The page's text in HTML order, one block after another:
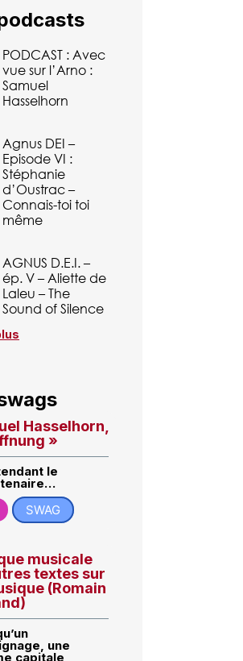
PODCAST : Avec
vue sur l’Arno :
Samuel
Hasselhorn
Agnus DEI –
Episode VI :
Stéphanie
d’Oustrac –
Connais-toi toi
même
AGNUS D.E.I. –
ép. V – Aliette de
Laleu – The
Sound of Silence
Hasselhorn,
»
le
SWAG
musicale
textes sur
(Romain
une
capitale